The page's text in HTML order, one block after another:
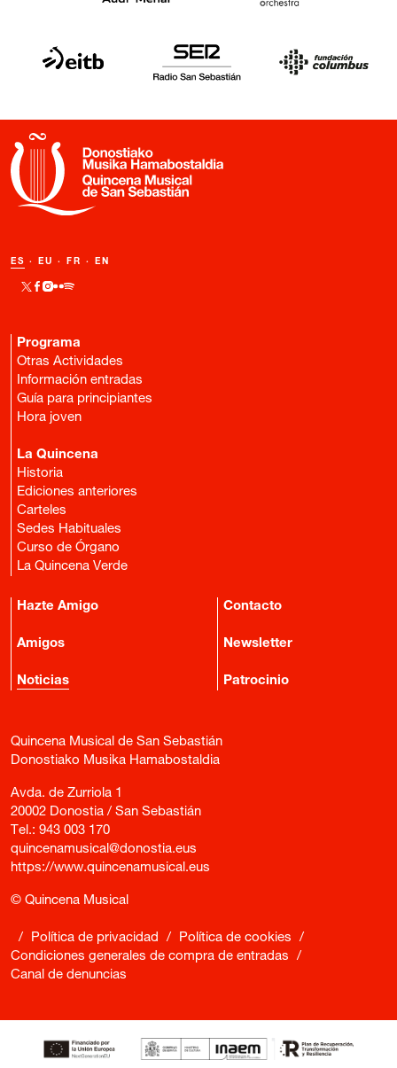
ES · EU · FR · EN
Programa
Otras Actividades
Información entradas
Guía para principiantes
Hora joven
La Quincena
Historia
Ediciones anteriores
Carteles
Sedes Habituales
Curso de Órgano
La Quincena Verde
Hazte Amigo
Amigos
Noticias
Contacto
Newsletter
Patrocinio
Quincena Musical de San Sebastián
Donostiako Musika Hamabostaldia
Avda. de Zurriola 1
20002 Donostia / San Sebastián
Tel.: 943 003 170
quincenamusical@donostia.eus
https://www.quincenamusical.eus
© Quincena Musical
/ Política de privacidad / Política de cookies
/
Condiciones generales de compra de entradas
/
Canal de denuncias